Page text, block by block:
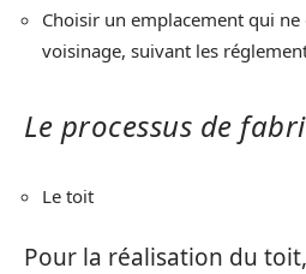
Choisir un emplacement qui
voisinage, suivant les
Le processus de
Le toit
Pour la réalisation du